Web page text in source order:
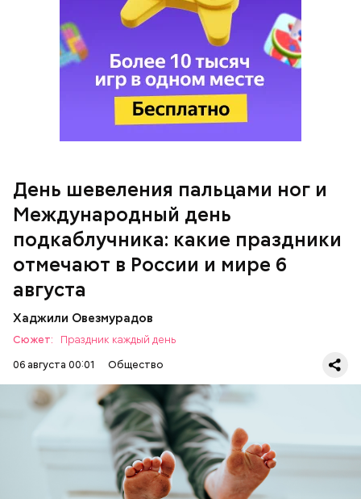
День шевеления пальцами ног и
Международный день
подкаблучника: какие праздники
отмечают в России и мире 6
августа
Хаджили Овезмурадов
Сюжет:
Праздник каждый день
06 августа 00:01
Общество
Создатели Дня шевеления пальцами ног
предлагают уделить стопам и пальцам ног больше
внимания, чем обычно. Можно прогуляться босиком
по траве, пройтись по улицам в более свободной и
удобной обуви или сходить на массаж стоп.
ПРАЗДНИКИ ОТНОШЕНИЯ
СЕМЬЯ